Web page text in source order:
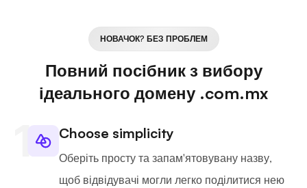
НОВАЧОК? БЕЗ ПРОБЛЕМ
Повний посібник з вибору
ідеального домену .com.mx
Choose simplicity
Оберіть просту та запам'ятовувану назву,
щоб відвідувачі могли легко поділитися нею